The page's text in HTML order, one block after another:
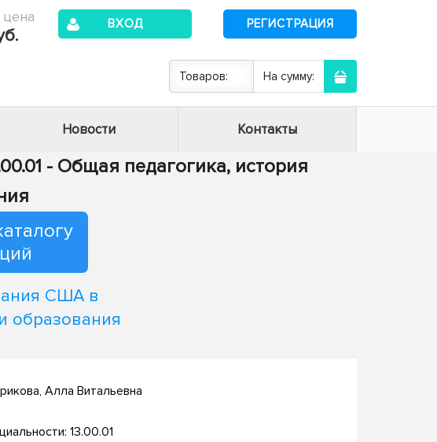
ВХОД РЕГИСТРАЦИЯ
Товаров: На сумму:
Новости Контакты
- Общая педагогика, история
США в
образования
Алла Витальевна
13.00.01